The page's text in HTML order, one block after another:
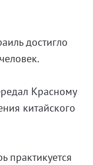
достигло
Красному
китайского
практикуется